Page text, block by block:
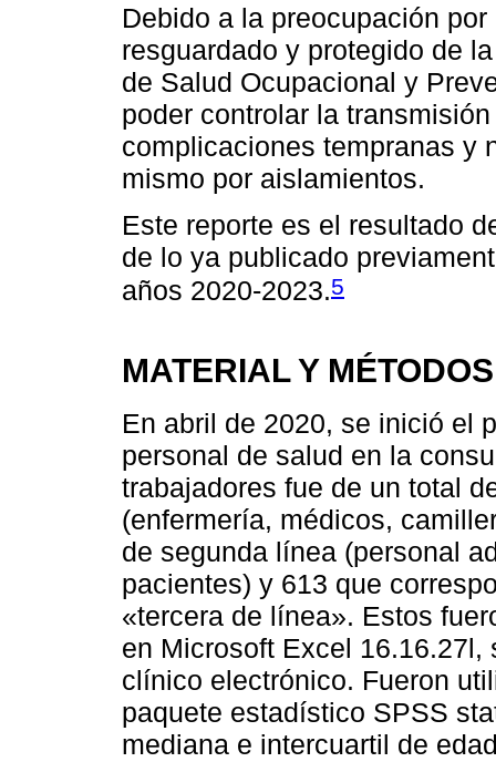
Debido a la preocupación
resguardado y protegido de
de Salud Ocupacional y
poder controlar la
complicaciones tempranas y
mismo por aislamientos.
Este reporte es el resultado
de lo ya publicado
años 2020-2023.5
MATERIAL Y MÉTODOS
En abril de 2020, se inició el
personal de salud en la
trabajadores fue de un total
(enfermería, médicos,
de segunda línea (personal
pacientes) y 613 que
«tercera de línea». Estos
en Microsoft Excel
clínico electrónico. Fueron
paquete estadístico SPSS
mediana e intercuartil de